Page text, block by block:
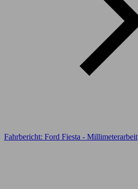
Fahrbericht: Ford Fiesta - Millimeterarbeit